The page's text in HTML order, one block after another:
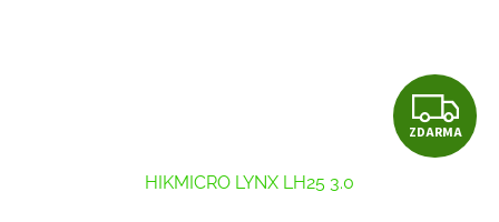
Z
D
ZDARMA
HIKMICRO LYNX LH25 3.0